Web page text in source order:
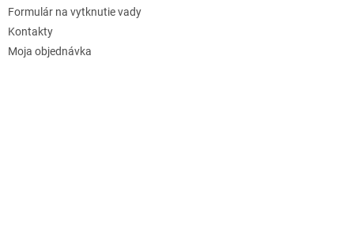
Formulár na vytknutie vady
Kontakty
Moja objednávka